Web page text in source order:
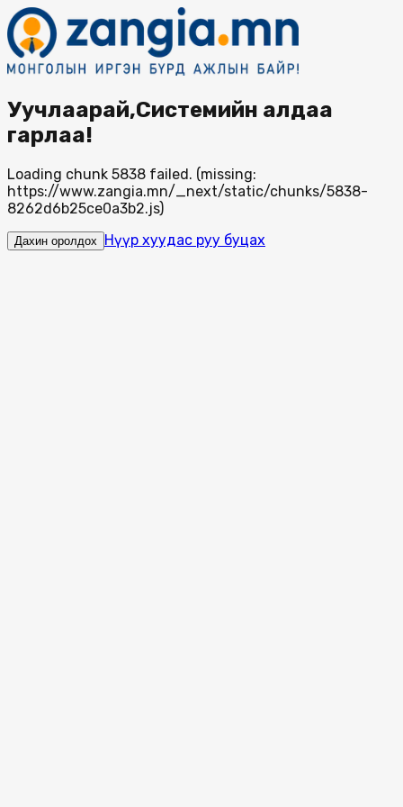
Уучлаарай,Системийн алдаа
гарлаа!
Loading chunk 5838 failed. (missing:
https://www.zangia.mn/_next/static/chunks/5838-
8262d6b25ce0a3b2.js)
Дахин оролдох Нүүр хуудас руу буцах